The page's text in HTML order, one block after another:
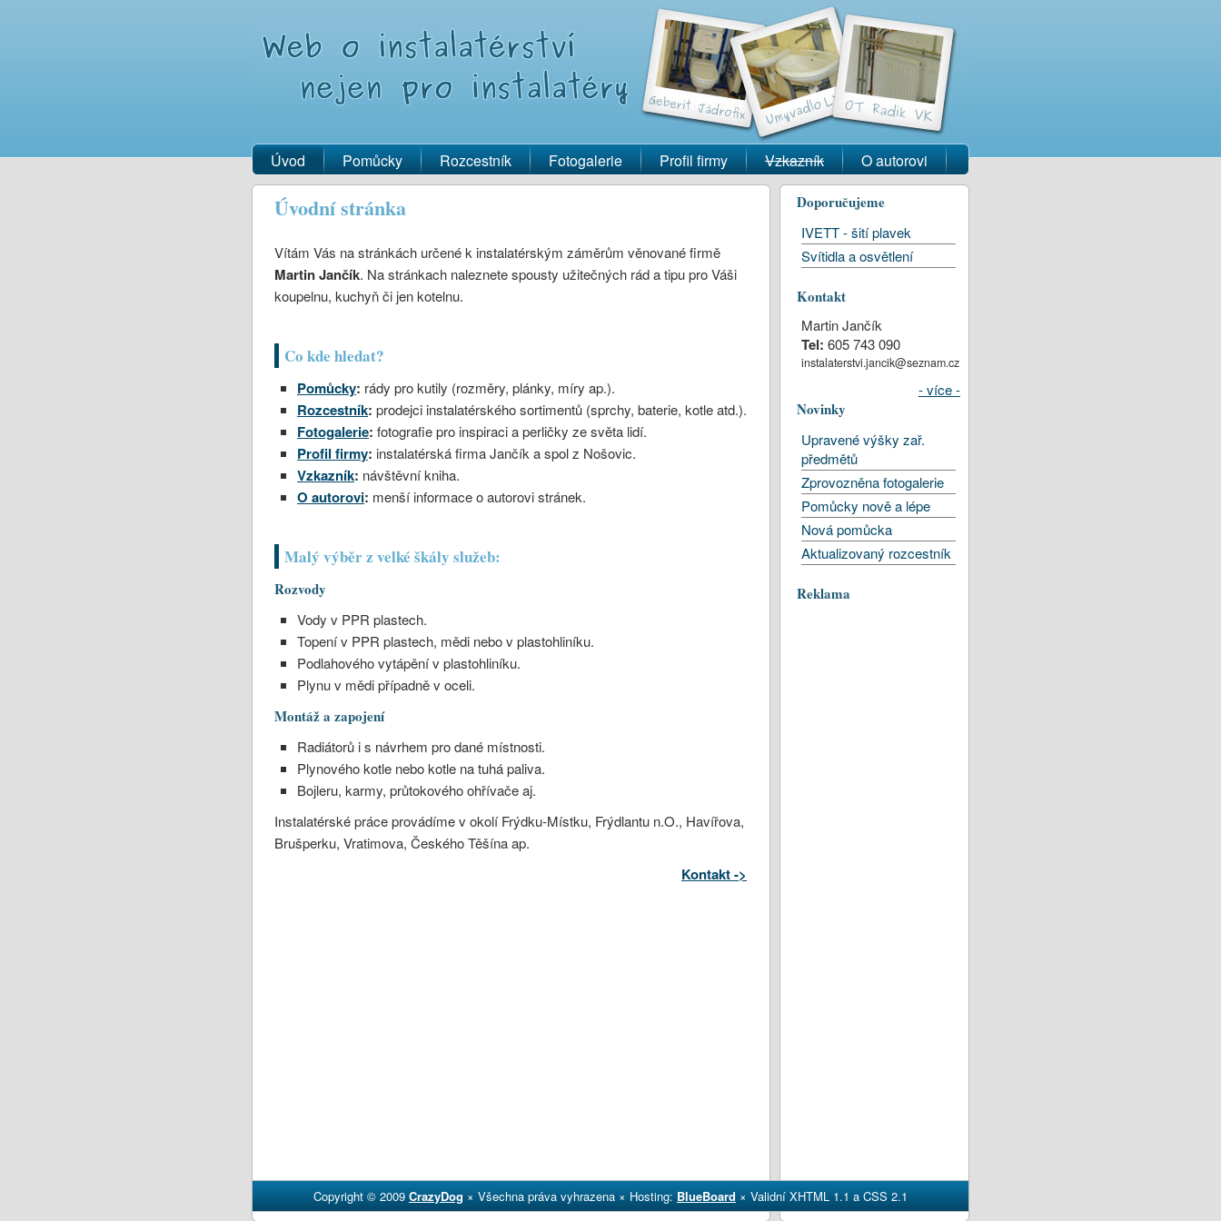
Úvod Pomůcky Rozcestník Fotogalerie Profil firmy Vzkazník O autorovi
Úvodní stránka
Vítám Vás na stránkách určené k instalatérským záměrům věnované firmě
Martin Jančík. Na stránkach naleznete spousty užitečných rád a tipu pro Váši
koupelnu, kuchyň či jen kotelnu.
Co kde hledat?
Pomůcky: rády pro kutily (rozměry, plánky, míry ap.).
Rozcestník: prodejci instalatérského sortimentů (sprchy, baterie, kotle atd.).
Fotogalerie: fotografie pro inspiraci a perličky ze světa lidí.
Profil firmy: instalatérská firma Jančík a spol z Nošovic.
Vzkazník: návštěvní kniha.
O autorovi: menší informace o autorovi stránek.
Malý výběr z velké škály služeb:
Rozvody
Vody v PPR plastech.
Topení v PPR plastech, mědi nebo v plastohliníku.
Podlahového vytápění v plastohliníku.
Plynu v mědi případně v oceli.
Montáž a zapojení
Radiátorů i s návrhem pro dané místnosti.
Plynového kotle nebo kotle na tuhá paliva.
Bojleru, karmy, průtokového ohřívače aj.
Instalatérské práce provádíme v okolí Frýdku-Místku, Frýdlantu n.O., Havířova,
Brušperku, Vratimova, Českého Těšína ap.
Kontakt ->
Doporučujeme
IVETT - šití plavek
Svítidla a osvětlení
Kontakt
Martin Jančík
Tel: 605 743 090
instalaterstvi.jancik@seznam.cz
- více -
Novinky
Upravené výšky zař.
předmětů
Zprovozněna fotogalerie
Pomůcky nově a lépe
Nová pomůcka
Aktualizovaný rozcestník
Reklama
Copyright © 2009CrazyDog× Všechna práva vyhrazena × Hosting:BlueBoard× Validní XHTML 1.1 a CSS 2.1